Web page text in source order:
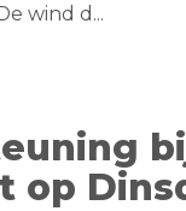
wind d...
op